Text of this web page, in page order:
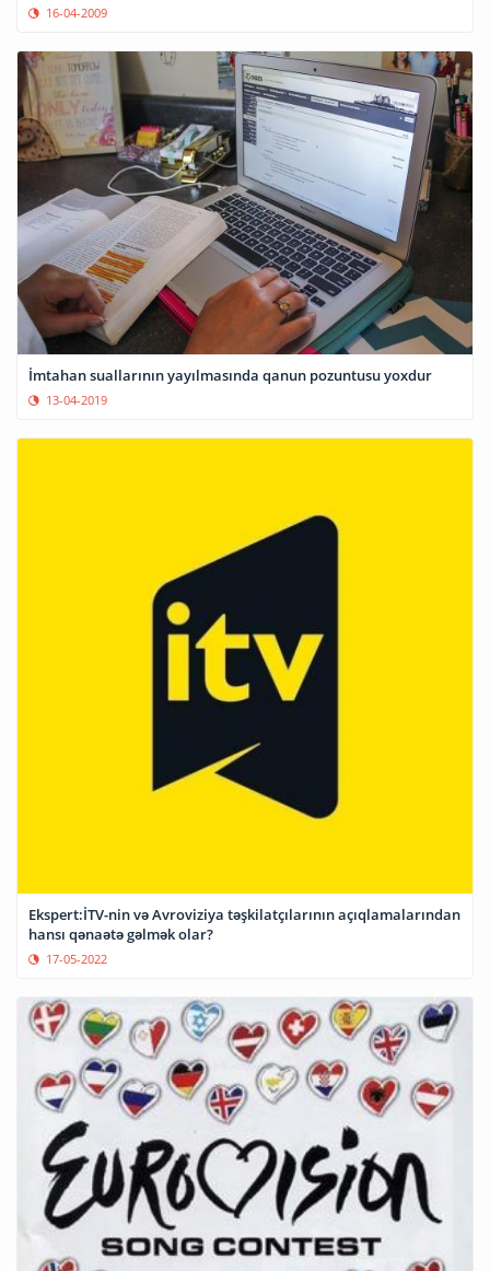
16-04-2009
İmtahan suallarının yayılmasında qanun pozuntusu yoxdur
13-04-2019
Ekspert:İTV-nin və Avroviziya təşkilatçılarının açıqlamalarından
hansı qənaətə gəlmək olar?
17-05-2022